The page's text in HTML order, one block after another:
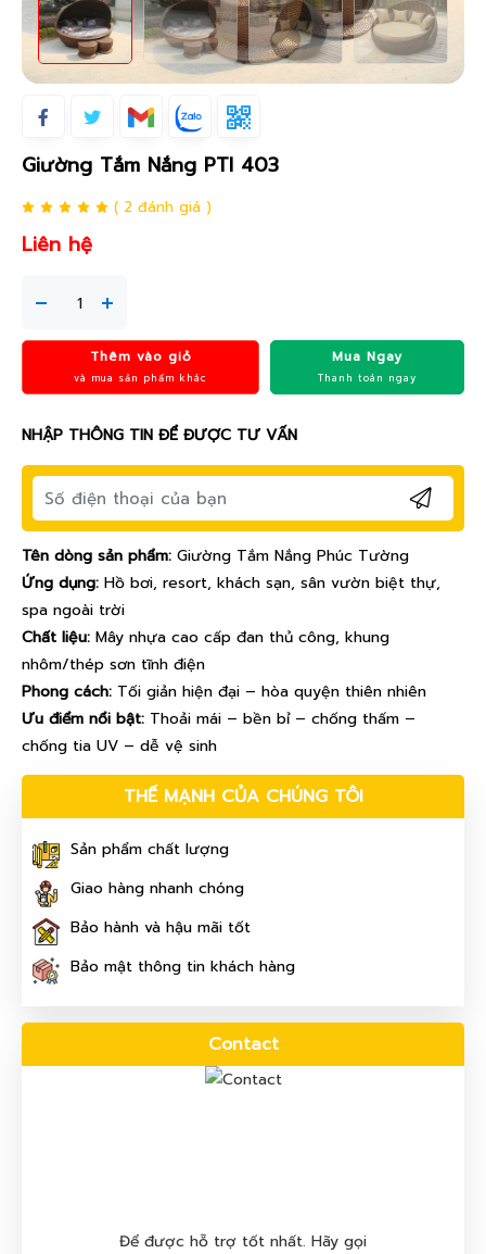
Giường Tắm Nắng PTI 403
( 2 đánh giá )
Liên hệ
Thêm vào giỏ
và mua sản phẩm khác
Mua Ngay
Thanh toán ngay
NHẬP THÔNG TIN ĐỂ ĐƯỢC TƯ VẤN
Tên dòng sản phẩm: Giường Tắm Nắng Phúc Tường
Ứng dụng: Hồ bơi, resort, khách sạn, sân vườn biệt thự,
spa ngoài trời
Chất liệu: Mây nhựa cao cấp đan thủ công, khung
nhôm/thép sơn tĩnh điện
Phong cách: Tối giản hiện đại – hòa quyện thiên nhiên
Ưu điểm nổi bật: Thoải mái – bền bỉ – chống thấm –
chống tia UV – dễ vệ sinh
THẾ MẠNH CỦA CHÚNG TÔI
Sản phẩm chất lượng
Giao hàng nhanh chóng
Bảo hành và hậu mãi tốt
Bảo mật thông tin khách hàng
Contact
Để được hỗ trợ tốt nhất. Hãy gọi